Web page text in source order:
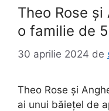
Theo Rose
o familie de
30 aprilie 2024 de
Theo Rose și
ai unui băiețel de